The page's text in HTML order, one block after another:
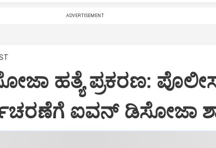
ADVERTISEMENT
ಹತ್ಯೆ ಪ್ರಕರಣ:
ಐವನ್ ಡಿಸೋಜಾ